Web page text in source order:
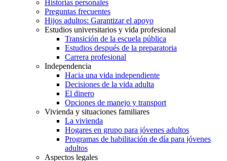
Historias personales
Preguntas frecuentes
Hijos adultos: Garantizar el apoyo
Estudios universitarios y vida profesional
Transición de la escuela pública
Estudios después de la preparatoria
Carrera profesional
Independencia
Hacia una vida independiente
Decisiones de la vida adulta
El dinero
Opciones de manejo y transport
Vivienda y situaciones familiares
La vivienda
Hogares en grupo para jóvenes adultos
Programas de habilitación de día para jóvenes
adultos
Aspectos legales